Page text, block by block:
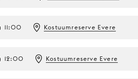
11:00 Kostuumreserve Evere
12:00 Kostuumreserve Evere